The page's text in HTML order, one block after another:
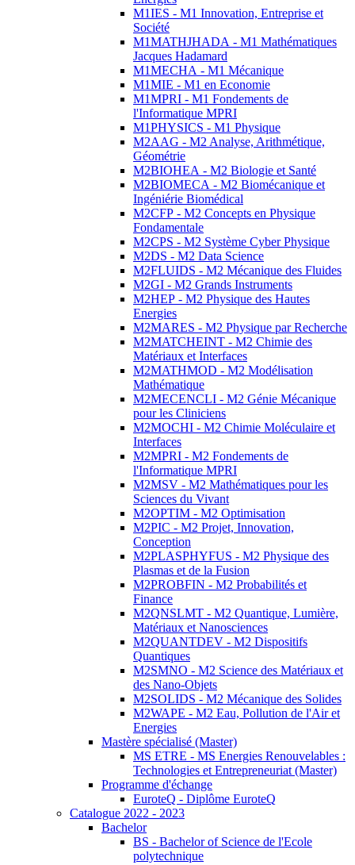
M1IES - M1 Innovation, Entreprise et
Société
M1MATHJHADA - M1 Mathématiques
Jacques Hadamard
M1MECHA - M1 Mécanique
M1MIE - M1 en Economie
M1MPRI - M1 Fondements de
l'Informatique MPRI
M1PHYSICS - M1 Physique
M2AAG - M2 Analyse, Arithmétique,
Géométrie
M2BIOHEA - M2 Biologie et Santé
M2BIOMECA - M2 Biomécanique et
Ingéniérie Biomédical
M2CFP - M2 Concepts en Physique
Fondamentale
M2CPS - M2 Système Cyber Physique
M2DS - M2 Data Science
M2FLUIDS - M2 Mécanique des Fluides
M2GI - M2 Grands Instruments
M2HEP - M2 Physique des Hautes
Energies
M2MARES - M2 Physique par Recherche
M2MATCHEINT - M2 Chimie des
Matériaux et Interfaces
M2MATHMOD - M2 Modélisation
Mathématique
M2MECENCLI - M2 Génie Mécanique
pour les Cliniciens
M2MOCHI - M2 Chimie Moléculaire et
Interfaces
M2MPRI - M2 Fondements de
l'Informatique MPRI
M2MSV - M2 Mathématiques pour les
Sciences du Vivant
M2OPTIM - M2 Optimisation
M2PIC - M2 Projet, Innovation,
Conception
M2PLASPHYFUS - M2 Physique des
Plasmas et de la Fusion
M2PROBFIN - M2 Probabilités et
Finance
M2QNSLMT - M2 Quantique, Lumière,
Matériaux et Nanosciences
M2QUANTDEV - M2 Dispositifs
Quantiques
M2SMNO - M2 Science des Matériaux et
des Nano-Objets
M2SOLIDS - M2 Mécanique des Solides
M2WAPE - M2 Eau, Pollution de l'Air et
Energies
Mastère spécialisé (Master)
MS ETRE - MS Energies Renouvelables :
Technologies et Entrepreneuriat (Master)
Programme d'échange
EuroteQ - Diplôme EuroteQ
Catalogue 2022 - 2023
Bachelor
BS - Bachelor of Science de l'Ecole
polytechnique